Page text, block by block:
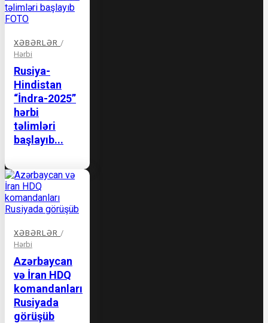
XƏBƏRLƏR /
Hərbi
Rusiya-
Hindistan
“İndra-2025”
hərbi
təlimləri
başlayıb...
XƏBƏRLƏR /
Hərbi
Azərbaycan
və İran HDQ
komandanları
Rusiyada
görüşüb